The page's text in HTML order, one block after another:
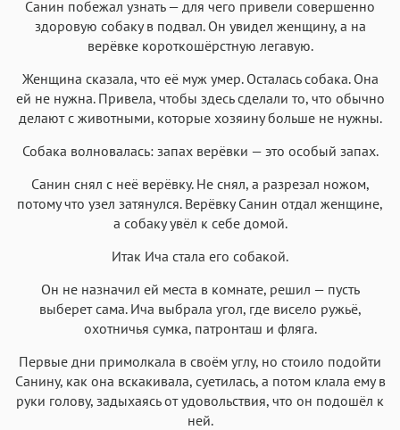
Аа Аа
Arial Аа
Georgia
Аа
Аа Аа Аа Аа
Санин побежал узнать — для чего привели совершенно
здоровую собаку в подвал. Он увидел женщину, а на
верёвке короткошёрстную легавую.
Женщина сказала, что её муж умер. Осталась собака. Она
ей не нужна. Привела, чтобы здесь сделали то, что обычно
делают с животными, которые хозяину больше не нужны.
Собака волновалась: запах верёвки — это особый запах.
Санин снял с неё верёвку. Не снял, а разрезал ножом,
потому что узел затянулся. Верёвку Санин отдал женщине,
а собаку увёл к себе домой.
Итак Ича стала его собакой.
Он не назначил ей места в комнате, решил — пусть
выберет сама. Ича выбрала угол, где висело ружьё,
охотничья сумка, патронташ и фляга.
Первые дни примолкала в своём углу, но стоило подойти
Санину, как она вскакивала, суетилась, а потом клала ему в
руки голову, задыхаясь от удовольствия, что он подошёл к
ней.